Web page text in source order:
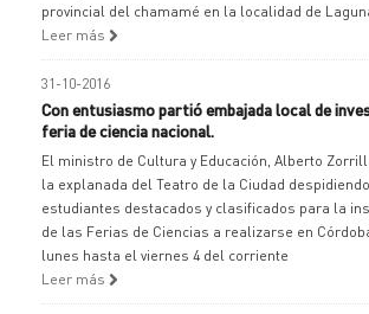
provincial del chamamé en la localidad de
Leer más
31-10-2016
Con entusiasmo partió embajada local de
feria de ciencia nacional.
El ministro de Cultura y Educación, Alberto
la explanada del Teatro de la Ciudad
estudiantes destacados y clasificados para la
de las Ferias de Ciencias a realizarse en
lunes hasta el viernes 4 del corriente
Leer más